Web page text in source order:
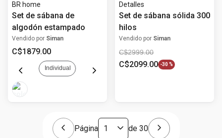
BR home
Set de sábana de
algodón estampado
Vendido por Siman
C$1879.00
Individual
Detalles
Set de sábana sólida 300
hilos
Vendido por Siman
C$2999.00
C$2099.00 -30 %
Página de 30